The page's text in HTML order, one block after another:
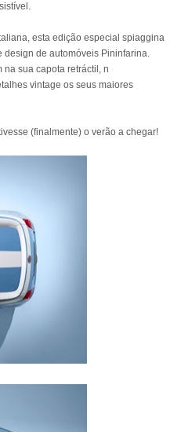
esta edição especial spiaggina
design de automóveis Pininfarina.
sua capota retráctil, n
vintage os seus maiores
(finalmente) o verão a chegar!